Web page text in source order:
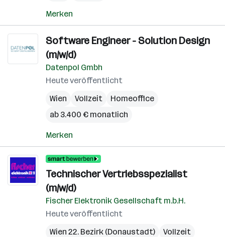
Merken
Software Engineer - Solution Design
(m/w/d)
Datenpol Gmbh
Heute veröffentlicht
Wien
Vollzeit
Homeoffice
ab 3.400 € monatlich
Merken
Technischer Vertriebsspezialist
(m/w/d)
Fischer Elektronik Gesellschaft m.b.H.
Heute veröffentlicht
Wien 22. Bezirk (Donaustadt)
Vollzeit